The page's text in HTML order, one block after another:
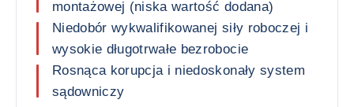
montażowej (niska wartość dodana)
Niedobór wykwalifikowanej siły roboczej i
wysokie długotrwałe bezrobocie
Rosnąca korupcja i niedoskonały system
sądowniczy